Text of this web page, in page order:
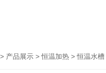
> 产品展示 >恒温加热 >恒温水槽